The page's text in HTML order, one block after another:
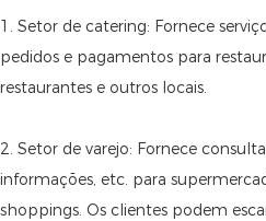
1. Setor de catering: Fornece
pedidos e pagamentos para
restaurantes e outros locais.
2. Setor de varejo: Fornece
informações, etc. para
shoppings. Os clientes podem